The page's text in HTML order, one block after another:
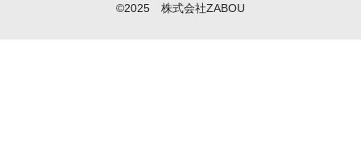
©2025 株式会社ZABOU